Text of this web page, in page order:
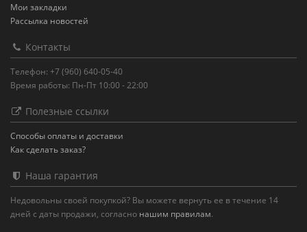
Мои закладки
Рассылка новостей
Контакты
Телефон: +7 (960) 640-05-40
Время работы: Пн-Пт 10:00 - 22:00
Полезные ссылки
Способы оплаты и доставки
Как сделать заказ?
Наша гарантия
Недовольны своей покупкой? Вы можете вернуть ее в течение 14
дней с даты продажи, согласно нашим правилам.